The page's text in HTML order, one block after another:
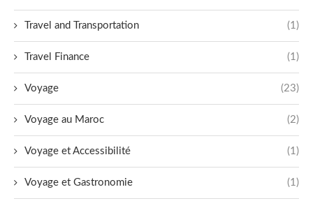
Travel and Transportation (1)
Travel Finance (1)
Voyage (23)
Voyage au Maroc (2)
Voyage et Accessibilité (1)
Voyage et Gastronomie (1)